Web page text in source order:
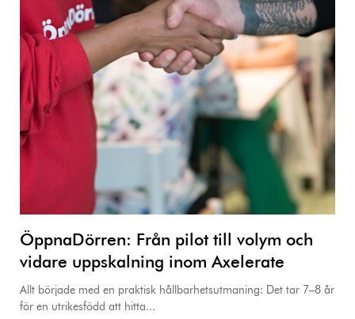
ÖppnaDörren: Från pilot till volym och
vidare uppskalning inom Axelerate
Allt började med en praktisk hållbarhetsutmaning: Det tar 7–8 år
för en utrikesfödd att hitta...